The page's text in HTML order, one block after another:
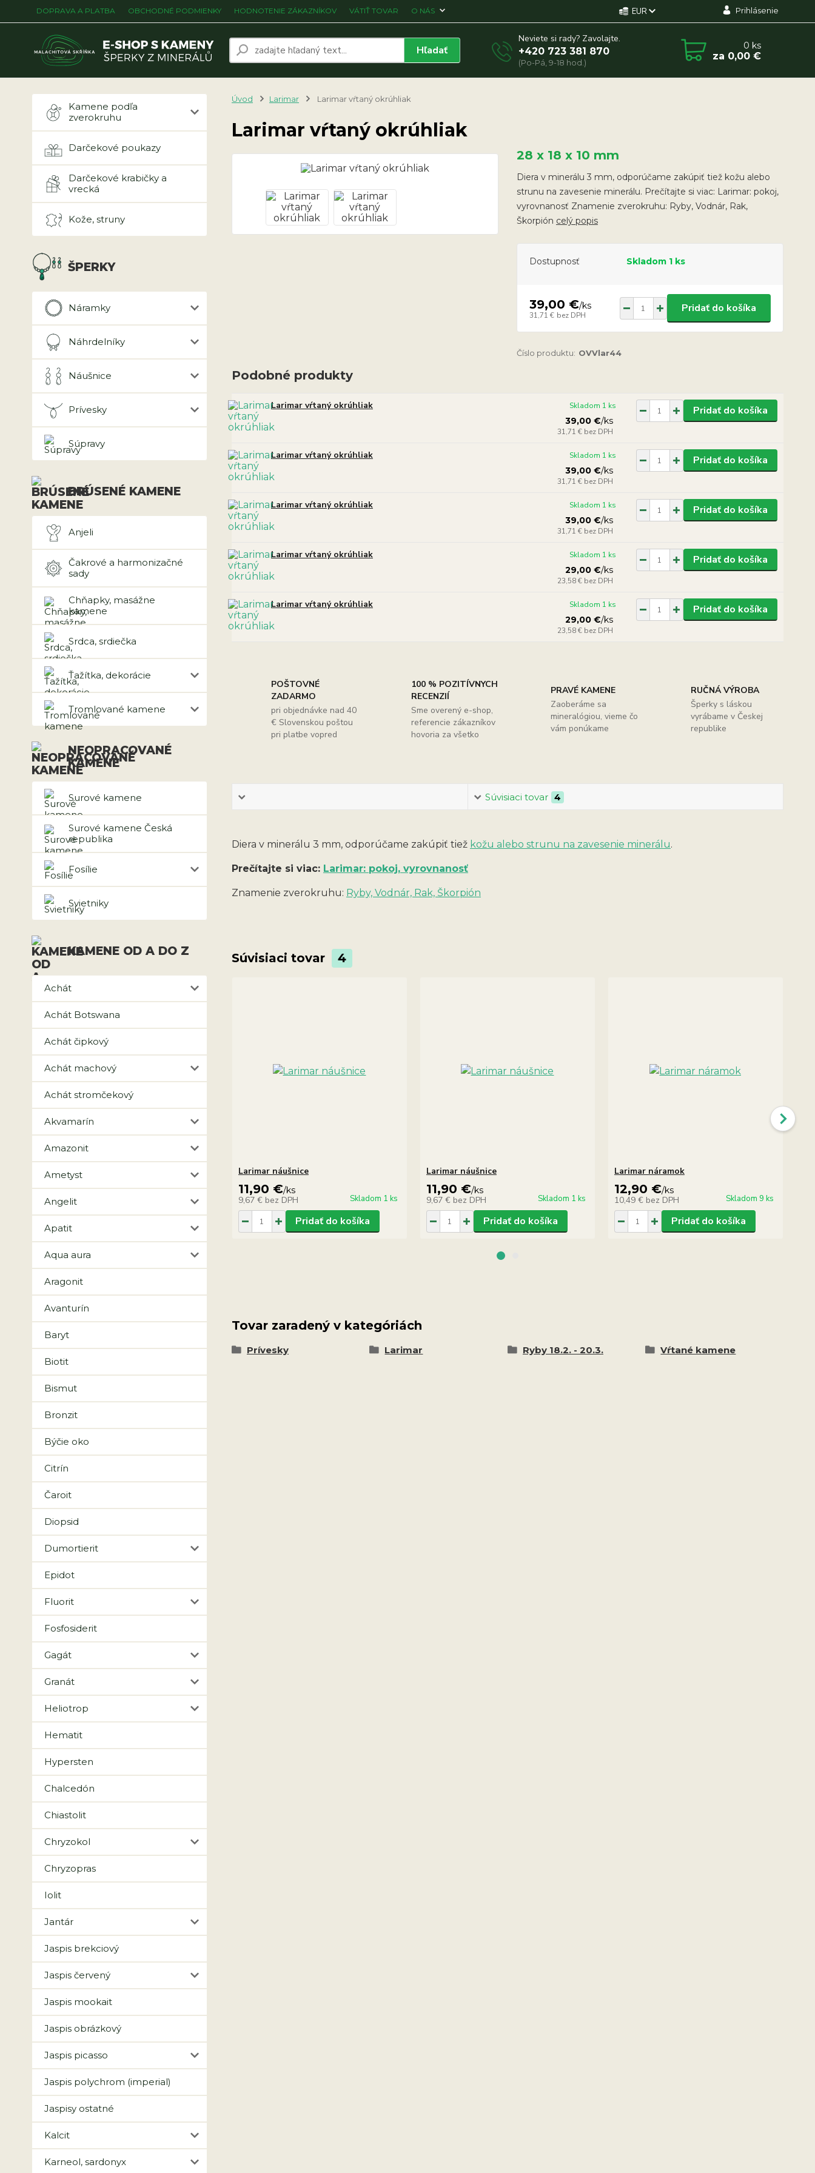
DOPRAVA A PLATBA OBCHODNÉ PODMIENKY HODNOTENIE ZÁKAZNÍKOV VÁTIŤ TOVAR O NÁS EUR Prihlásenie
Hľadať
Neviete si rady? Zavolajte.
+420 723 381 870
(Po-Pá, 9-18 hod.)
0 ks
za 0,00 €
Kamene podľa
zverokruhu
Darčekové poukazy
Darčekové krabičky a
vrecká
Kože, struny
ŠPERKY
Náramky
Náhrdelníky
Náušnice
Prívesky
Súpravy
BRÚSENÉ KAMENE
Anjeli
Čakrové a harmonizačné
sady
Chňapky, masážne
kamene
Srdca, srdiečka
Ťažítka, dekorácie
Tromlované kamene
NEOPRACOVANÉ
KAMENE
Surové kamene
Surové kamene Česká
republika
Fosílie
Svietniky
KAMENE OD A DO Z
Achát
Achát Botswana
Achát čipkový
Achát machový
Achát stromčekový
Akvamarín
Amazonit
Ametyst
Angelit
Apatit
Aqua aura
Aragonit
Avanturín
Baryt
Biotit
Bismut
Bronzit
Býčie oko
Citrín
Čaroit
Diopsid
Dumortierit
Epidot
Fluorit
Fosfosiderit
Gagát
Granát
Heliotrop
Hematit
Hypersten
Chalcedón
Chiastolit
Chryzokol
Chryzopras
Iolit
Jantár
Jaspis brekciový
Jaspis červený
Jaspis mookait
Jaspis obrázkový
Jaspis picasso
Jaspis polychrom (imperial)
Jaspisy ostatné
Kalcit
Karneol, sardonyx
Úvod Larimar Larimar vŕtaný okrúhliak
Larimar vŕtaný okrúhliak
28 x 18 x 10 mm
Diera v minerálu 3 mm, odporúčame zakúpiť tiež kožu alebo
strunu na zavesenie minerálu. Prečítajte si viac: Larimar: pokoj,
vyrovnanosť Znamenie zverokruhu: Ryby, Vodnár, Rak,
Škorpión celý popis
Dostupnosť Skladom 1 ks
39,00 €/ks
31,71 € bez DPH
Pridať do košíka
Číslo produktu: OVVlar44
Podobné produkty
Larimar vŕtaný okrúhliak
39,00 €/ks
31,71 € bez DPH
Skladom 1 ks Pridať do košíka
Larimar vŕtaný okrúhliak
39,00 €/ks
31,71 € bez DPH
Skladom 1 ks Pridať do košíka
Larimar vŕtaný okrúhliak
39,00 €/ks
31,71 € bez DPH
Skladom 1 ks Pridať do košíka
Larimar vŕtaný okrúhliak
29,00 €/ks
23,58 € bez DPH
Skladom 1 ks Pridať do košíka
Larimar vŕtaný okrúhliak
29,00 €/ks
23,58 € bez DPH
Skladom 1 ks Pridať do košíka
POŠTOVNÉ
ZADARMO
pri objednávke nad 40
€ Slovenskou poštou
pri platbe vopred
100 % POZITÍVNYCH
RECENZIÍ
Sme overený e-shop,
referencie zákazníkov
hovoria za všetko
PRAVÉ KAMENE
Zaoberáme sa
mineralógiou, vieme čo
vám ponúkame
RUČNÁ VÝROBA
Šperky s láskou
vyrábame v Českej
republike
Súvisiaci tovar 4
Diera v minerálu 3 mm, odporúčame zakúpiť tiež kožu alebo strunu na zavesenie minerálu.
Prečítajte si viac: Larimar: pokoj, vyrovnanosť
Znamenie zverokruhu: Ryby, Vodnár, Rak, Škorpión
Súvisiaci tovar 4
Larimar náušnice
11,90 €/ks
9,67 € bez DPH Skladom 1 ks
Pridať do košíka
Larimar náušnice
11,90 €/ks
9,67 € bez DPH Skladom 1 ks
Pridať do košíka
Larimar náramok
12,90 €/ks
10,49 € bez DPH Skladom 9 ks
Pridať do košíka
Tovar zaradený v kategóriách
Prívesky Larimar Ryby 18.2. - 20.3. Vŕtané kamene